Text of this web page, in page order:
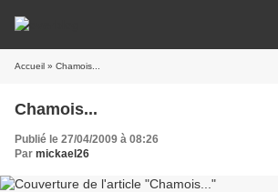
Accueil » Chamois...
Chamois...
Publié le 27/04/2009 à 08:26
Par mickael26